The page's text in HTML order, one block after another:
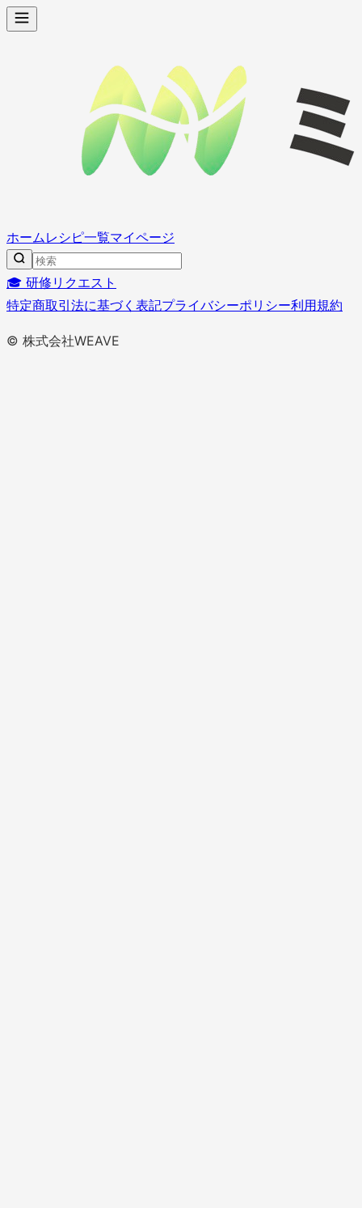
ホームレシピ一覧マイページ
🎓 研修リクエスト
特定商取引法に基づく表記プライバシーポリシー利用規約
© 株式会社WEAVE